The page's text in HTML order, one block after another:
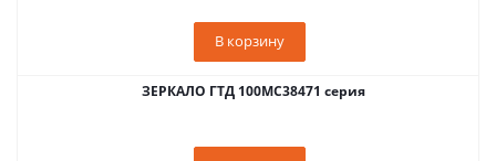
В корзину
ЗЕРКАЛО ГТД 100MC38471 серия